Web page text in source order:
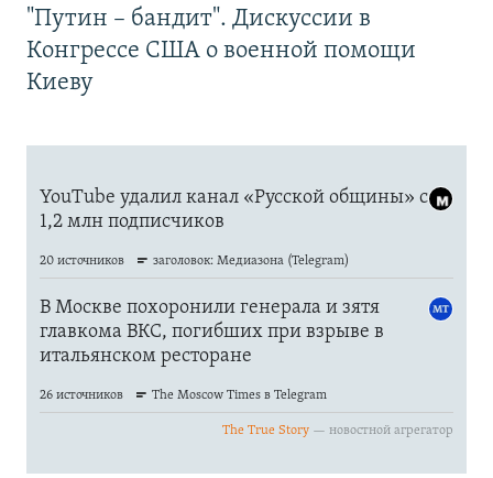
"Путин – бандит". Дискуссии в
Конгрессе США о военной помощи
Киеву